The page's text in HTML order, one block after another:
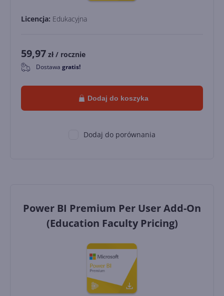
Licencja: Edukacyjna
59,97 zł / rocznie
0 Dostawa gratis!
Dodaj do koszyka
Dodaj do porównania
Power BI Premium Per User Add-On
(Education Faculty Pricing)